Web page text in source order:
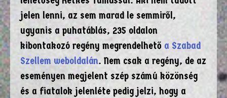
jelen lenni, az sem marad le semmiről,
ugyanis a puhatáblás, 235 oldalon
kibontakozó regény megrendelhető a Szabad
Szellem weboldalán. Nem csak a regény, de az
eseményen megjelent szép számú közönség
és a fiatalok jelenléte pedig jelzi, hogy a